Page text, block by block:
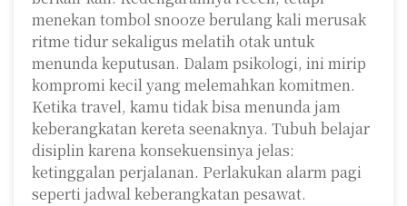
menekan tombol snooze berulang kali merusak
ritme tidur sekaligus melatih otak untuk
menunda keputusan. Dalam psikologi, ini mirip
kompromi kecil yang melemahkan komitmen.
Ketika travel, kamu tidak bisa menunda jam
keberangkatan kereta seenaknya. Tubuh belajar
disiplin karena konsekuensinya jelas:
ketinggalan perjalanan. Perlakukan alarm pagi
seperti jadwal keberangkatan pesawat.